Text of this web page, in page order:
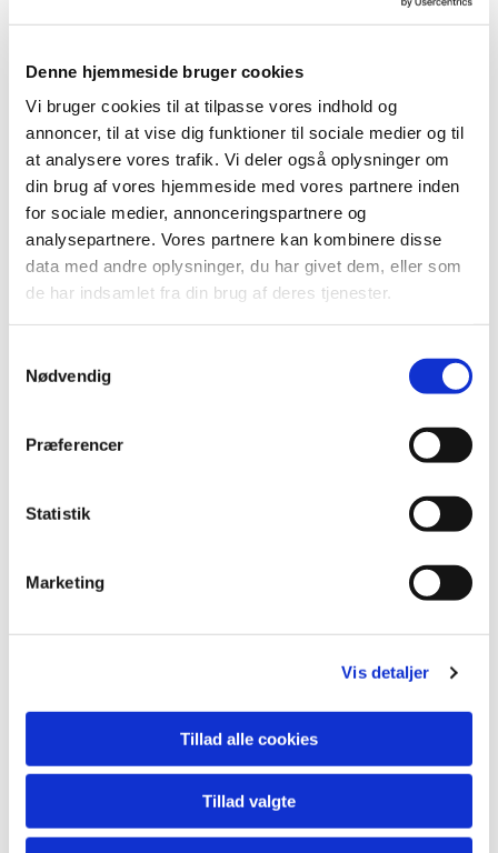
Denne hjemmeside bruger cookies
Vi bruger cookies til at tilpasse vores indhold og
annoncer, til at vise dig funktioner til sociale medier og til
at analysere vores trafik. Vi deler også oplysninger om
din brug af vores hjemmeside med vores partnere inden
for sociale medier, annonceringspartnere og
analysepartnere. Vores partnere kan kombinere disse
data med andre oplysninger, du har givet dem, eller som
de har indsamlet fra din brug af deres tjenester.
Nødvendig
Præferencer
Statistik
Marketing
Vis detaljer
Tillad alle cookies
Tillad valgte
Du vil måske også kunne